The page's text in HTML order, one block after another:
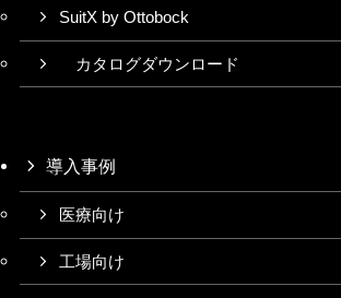
SuitX by Ottobock
カタログダウンロード
導入事例
医療向け
工場向け